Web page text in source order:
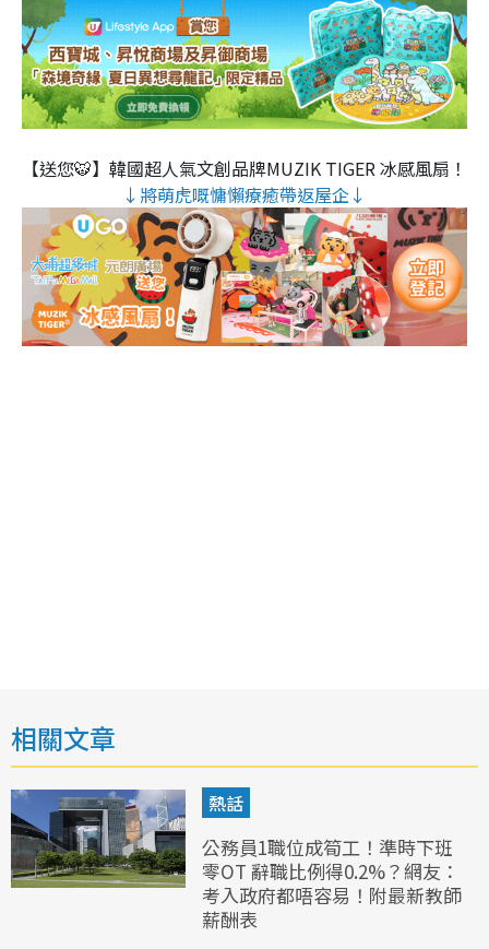
【送您🐯】韓國超人氣文創品牌MUZIK TIGER 冰感風扇！
↓將萌虎嘅慵懶療癒帶返屋企↓
相關文章
熱話
公務員1職位成筍工！準時下班
零OT 辭職比例得0.2%？網友：
考入政府都唔容易！附最新教師
薪酬表